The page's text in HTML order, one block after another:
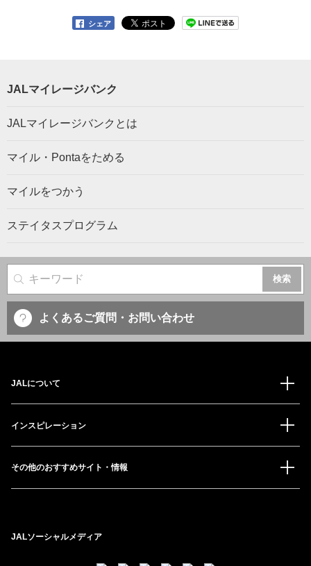
シェア
JALマイレージバンク
JALマイレージバンクとは
マイル・Pontaをためる
マイルをつかう
ステイタスプログラム
サイト内検索
よくあるご質問・お問い合わせ
JALについて
インスピレーション
その他のおすすめサイト・情報
JALソーシャルメディア